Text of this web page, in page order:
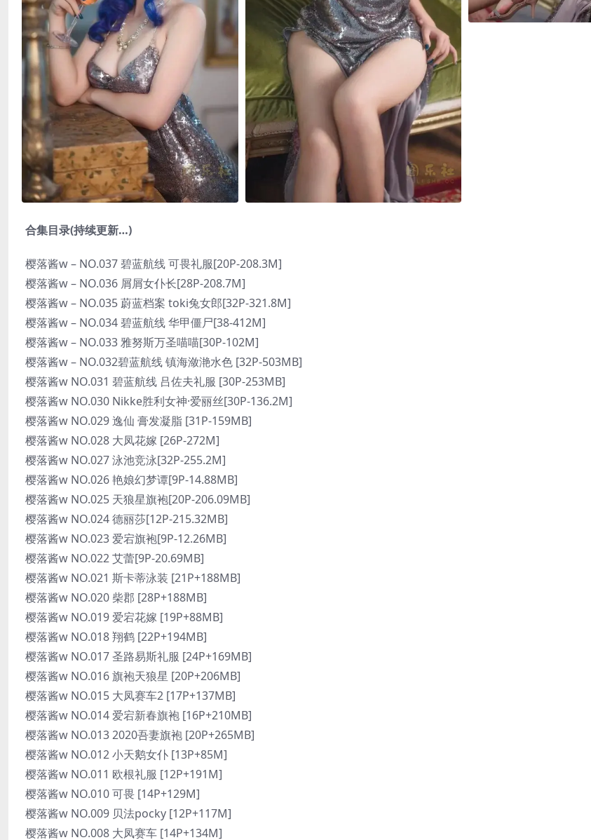
合集目录(持续更新…)
樱落酱w – NO.037 碧蓝航线 可畏礼服[20P-208.3M]
樱落酱w – NO.036 屑屑女仆长[28P-208.7M]
樱落酱w – NO.035 蔚蓝档案 toki兔女郎[32P-321.8M]
樱落酱w – NO.034 碧蓝航线 华甲僵尸[38-412M]
樱落酱w – NO.033 雅努斯万圣喵喵[30P-102M]
樱落酱w – NO.032碧蓝航线 镇海潋滟水色 [32P-503MB]
樱落酱w NO.031 碧蓝航线 吕佐夫礼服 [30P-253MB]
樱落酱w NO.030 Nikke胜利女神·爱丽丝[30P-136.2M]
樱落酱w NO.029 逸仙 膏发凝脂 [31P-159MB]
樱落酱w NO.028 大凤花嫁 [26P-272M]
樱落酱w NO.027 泳池竞泳[32P-255.2M]
樱落酱w NO.026 艳娘幻梦谭[9P-14.88MB]
樱落酱w NO.025 天狼星旗袍[20P-206.09MB]
樱落酱w NO.024 德丽莎[12P-215.32MB]
樱落酱w NO.023 爱宕旗袍[9P-12.26MB]
樱落酱w NO.022 艾蕾[9P-20.69MB]
樱落酱w NO.021 斯卡蒂泳装 [21P+188MB]
樱落酱w NO.020 柴郡 [28P+188MB]
樱落酱w NO.019 爱宕花嫁 [19P+88MB]
樱落酱w NO.018 翔鹤 [22P+194MB]
樱落酱w NO.017 圣路易斯礼服 [24P+169MB]
樱落酱w NO.016 旗袍天狼星 [20P+206MB]
樱落酱w NO.015 大凤赛车2 [17P+137MB]
樱落酱w NO.014 爱宕新春旗袍 [16P+210MB]
樱落酱w NO.013 2020吾妻旗袍 [20P+265MB]
樱落酱w NO.012 小天鹅女仆 [13P+85M]
樱落酱w NO.011 欧根礼服 [12P+191M]
樱落酱w NO.010 可畏 [14P+129M]
樱落酱w NO.009 贝法pocky [12P+117M]
樱落酱w NO.008 大凤赛车 [14P+134M]